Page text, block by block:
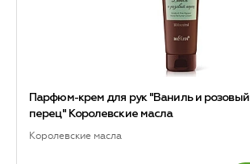
Парфюм-крем для рук "Ваниль и розовый
перец" Королевские масла
Королевские масла